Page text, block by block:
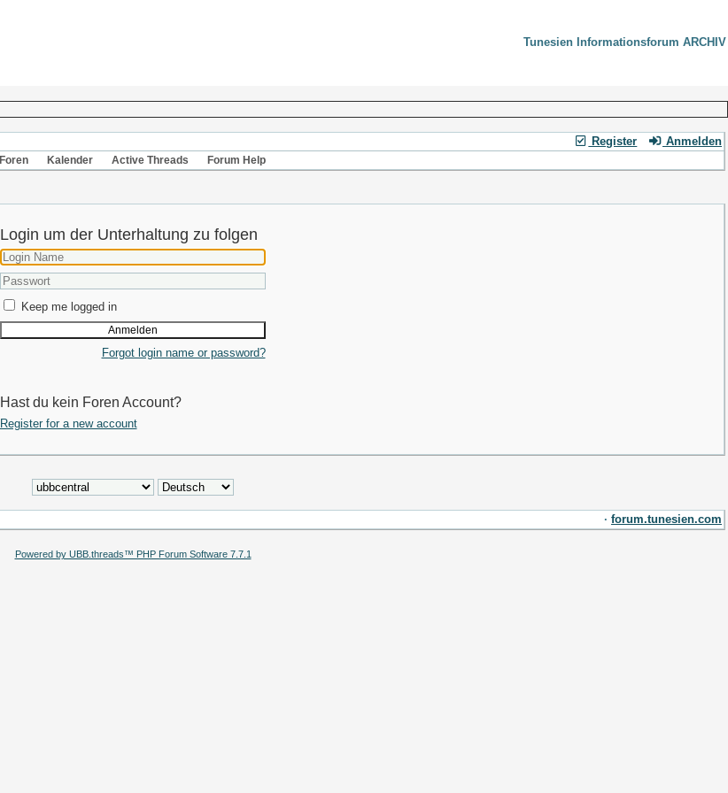
Tunesien Informationsforum ARCHIV
Register Anmelden
Foren Kalender Active Threads Forum Help
Login um der Unterhaltung zu folgen
Keep me logged in
Forgot login name or password?
Hast du kein Foren Account?
Register for a new account
· forum.tunesien.com
Powered by UBB.threads™ PHP Forum Software 7.7.1